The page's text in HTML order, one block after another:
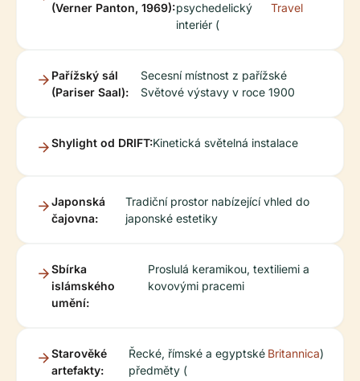
(Verner Panton, 1969):psychedelický
interiér (
Travel
Pařížský sál
(Pariser Saal):
Secesní místnost z pařížské
Světové výstavy v roce 1900
Shylight od DRIFT:Kinetická světelná instalace
Japonská
čajovna:
Tradiční prostor nabízející vhled do
japonské estetiky
Sbírka
islámského
umění:
Proslulá keramikou, textiliemi a
kovovými pracemi
Starověké
artefakty:
Řecké, římské a egyptské
předměty (
Britannica)